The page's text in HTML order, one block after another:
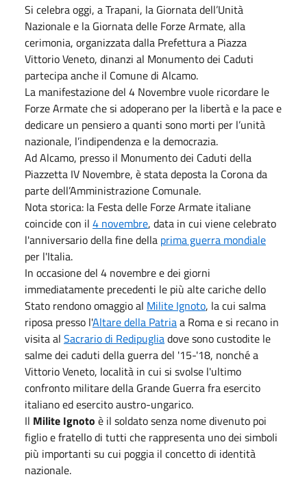
Si celebra oggi, a Trapani, la Giornata dell’Unità
Nazionale e la Giornata delle Forze Armate, alla
cerimonia, organizzata dalla Prefettura a Piazza
Vittorio Veneto, dinanzi al Monumento dei Caduti
partecipa anche il Comune di Alcamo.
La manifestazione del 4 Novembre vuole ricordare le
Forze Armate che si adoperano per la libertà e la pace e
dedicare un pensiero a quanti sono morti per l’unità
nazionale, l’indipendenza e la democrazia.
Ad Alcamo, presso il Monumento dei Caduti della
Piazzetta IV Novembre, è stata deposta la Corona da
parte dell’Amministrazione Comunale.
Nota storica: la Festa delle Forze Armate italiane
coincide con il 4 novembre, data in cui viene celebrato
l'anniversario della fine della prima guerra mondiale
per l'Italia.
In occasione del 4 novembre e dei giorni
immediatamente precedenti le più alte cariche dello
Stato rendono omaggio al Milite Ignoto, la cui salma
riposa presso l'Altare della Patriaa Roma e si recano in
visita al Sacrario di Redipugliadove sono custodite le
salme dei caduti della guerra del '15-'18, nonché a
Vittorio Veneto, località in cui si svolse l'ultimo
confronto militare della Grande Guerra fra esercito
italiano ed esercito austro-ungarico.
Il Milite Ignoto è il soldato senza nome divenuto poi
figlio e fratello di tutti che rappresenta uno dei simboli
più importanti su cui poggia il concetto di identità
nazionale.